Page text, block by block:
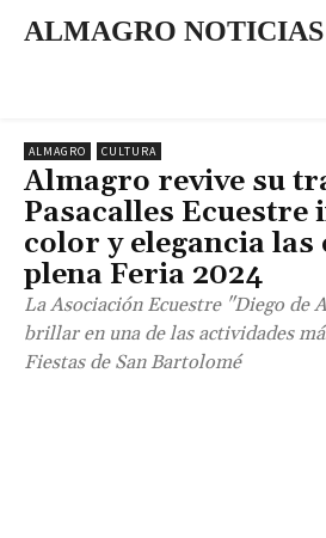
ALMAGRO NOTICIAS
ALMAGRO CULTURA
Almagro revive su
Pasacalles Ecuestre
color y elegancia las
plena Feria 2024
La Asociación Ecuestre "Diego de
brillar en una de las actividades
Fiestas de San Bartolomé